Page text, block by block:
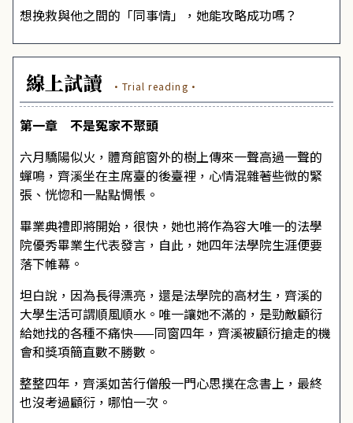
想挽救與他之間的「同事情」，她能攻略成功嗎？
線上試讀 ·Trial reading·
第一章 不是冤家不聚頭
六月驕陽似火，體育館窗外的樹上傳來一聲高過一聲的
蟬鳴，齊溪坐在主席臺的後臺裡，心情混雜著些微的緊
張、恍惚和一點點惆悵。
畢業典禮即將開始，很快，她也將作為容大唯一的法學
院優秀畢業生代表發言，自此，她四年法學院生涯便要
落下帷幕。
坦白說，因為長得漂亮，還是法學院的高材生，齊溪的
大學生活可謂順風順水。唯一讓她不滿的，是勁敵顧衍
給她找的各種不痛快——同窗四年，齊溪被顧衍搶走的機
會和獎項簡直數不勝數。
整整四年，齊溪如苦行僧般一門心思撲在念書上，最終
也沒考過顧衍，哪怕一次。